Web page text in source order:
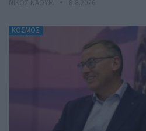
ΚΟΣΜΟΣ